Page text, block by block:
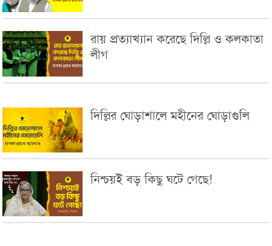
রায় প্রত্যাখ্যান করেছে দিল্লি ও কলকাতা
লীগ
দিল্লির ঘোড়াশালে মহীনের ঘোড়াগুলি
নিশ্চয়ই বড় কিছু ঘটে গেছে!